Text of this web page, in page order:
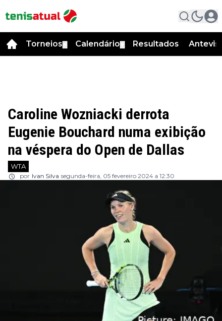
Torneios Calendário Resultados
Caroline Wozniacki derrota
Eugenie Bouchard numa exibição
na véspera do Open de Dallas
WTA
por Ivan Silva segunda-feira, 05 fevereiro 2024 a 12:30